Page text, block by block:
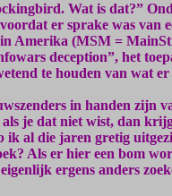
Wat is dat?”
er sprake was van
in Amerika (MSM =
deception”, het
te houden van wat
in handen zijn
je dat niet wist, dan
ik al die jaren gretig
Als er hier een bom
ergens anders